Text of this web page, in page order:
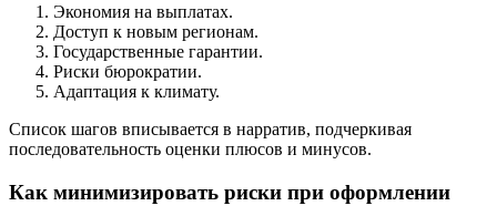
Экономия на выплатах.
Доступ к новым регионам.
Государственные гарантии.
Риски бюрократии.
Адаптация к климату.
Список шагов вписывается в нарратив, подчеркивая
последовательность оценки плюсов и минусов.
Как минимизировать риски при оформлении